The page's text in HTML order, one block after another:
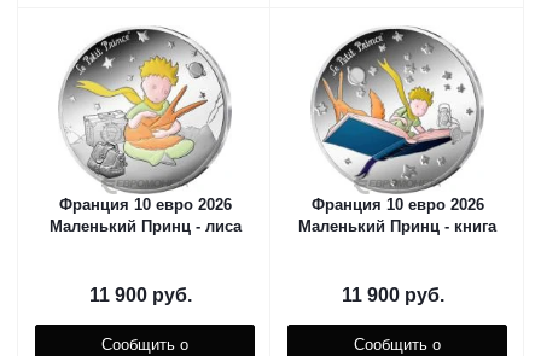
Франция 10 евро 2026
Маленький Принц - лиса
11 900 руб.
Сообщить о
Франция 10 евро 2026
Маленький Принц - книга
11 900 руб.
Сообщить о